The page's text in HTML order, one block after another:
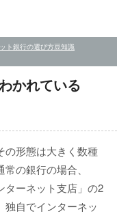
ト銀行の選び方豆知識
かれている
形態は大きく数種
の銀行の場合、
ターネット支店」の2
独自でインターネッ